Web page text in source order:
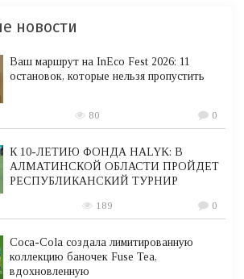
новости
Ваш маршрут на InEco Fest 2026: 11
остановок, которые нельзя пропустить
80 0
К 10-ЛЕТИЮ ФОНДА HALYK: В
АЛМАТИНСКОЙ ОБЛАСТИ ПРОЙДЕТ
РЕСПУБЛИКАНСКИЙ ТУРНИР
189 0
Coca-Cola создала лимитированную
коллекцию баночек Fuse Tea,
вдохновленную